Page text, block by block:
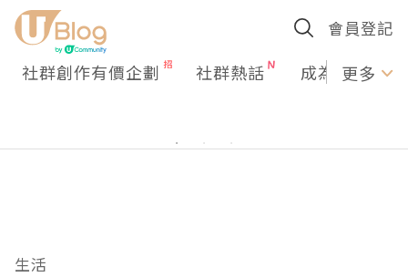
會員登記
社群創作有價企劃 社群熱話 成為U更多
生活